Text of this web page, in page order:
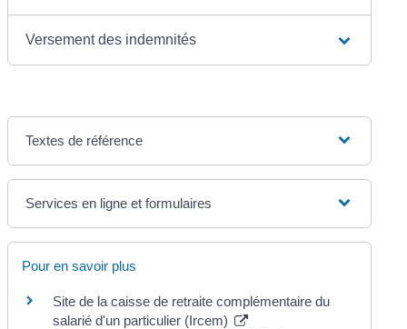
Versement des indemnités
Textes de référence
Services en ligne et formulaires
Pour en savoir plus
Site de la caisse de retraite complémentaire du
salarié d'un particulier (Ircem)